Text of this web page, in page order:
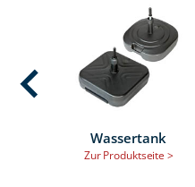
Wassertank
Zur Produktseite >